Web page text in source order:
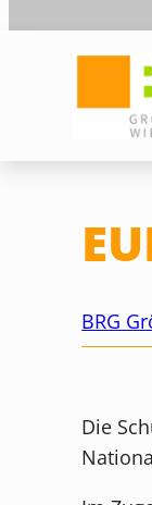
BRG
Die